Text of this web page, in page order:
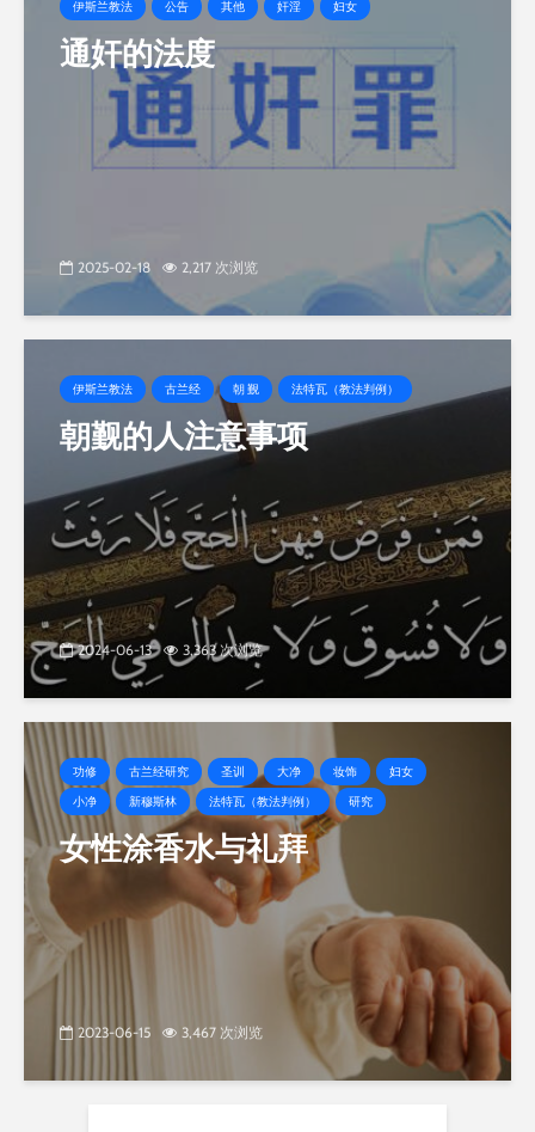
伊斯兰教法 公告 其他 奸淫 妇女
通奸的法度
2025-02-18 2,217 次浏览
伊斯兰教法 古兰经 朝 觐 法特瓦（教法判例）
朝觐的人注意事项
2024-06-13 3,363 次浏览
功修 古兰经研究 圣训 大净 妆饰
妇女
小净
新穆斯林 法特瓦（教法判例） 研究
女性涂香水与礼拜
2023-06-15 3,467 次浏览